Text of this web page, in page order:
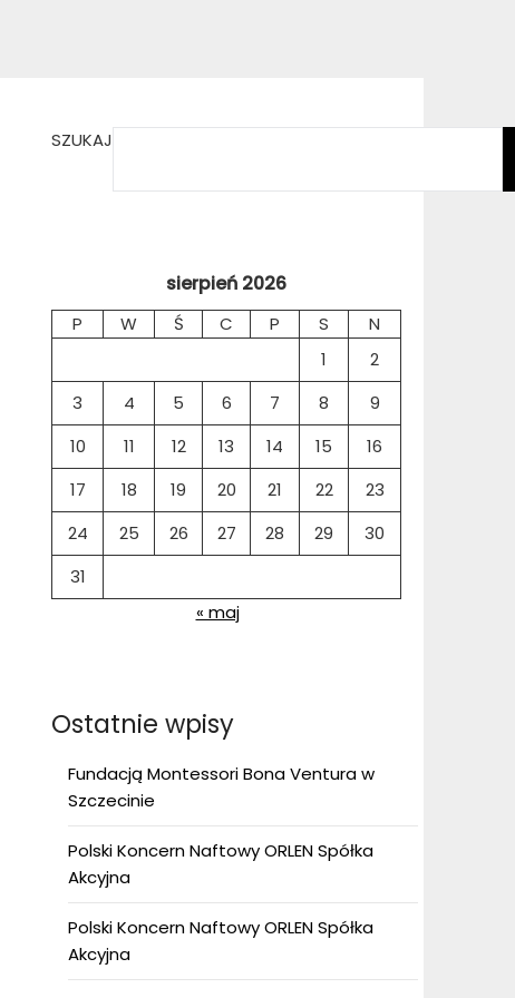
SZUKAJ
sierpień 2026
P W Ś C P S
N
1
2
3
4 5 6 7 8
9
10
11 12 13 14 15
16
17
18 19 20 21 22
23
24
25 26 27 28 29
30
31
« maj
Ostatnie wpisy
Fundacją Montessori Bona Ventura w
Szczecinie
Polski Koncern Naftowy ORLEN Spółka
Akcyjna
Polski Koncern Naftowy ORLEN Spółka
Akcyjna